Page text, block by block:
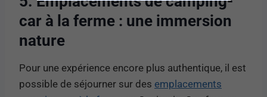
car à la ferme : une immersion
nature
Pour une expérience encore plus authentique, il est
possible de séjourner sur des emplacements